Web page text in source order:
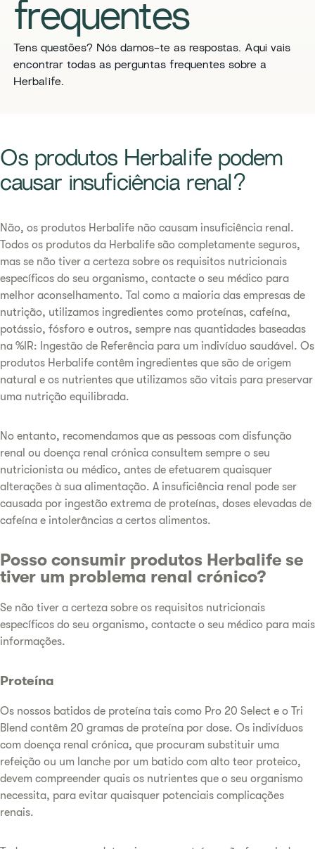
frequentes
Tens questões? Nós damos-te as respostas. Aqui vais
encontrar todas as perguntas frequentes sobre a
Herbalife.
Os produtos Herbalife podem
causar insuficiência renal?
Não, os produtos Herbalife não causam insuficiência renal.
Todos os produtos da Herbalife são completamente seguros,
mas se não tiver a certeza sobre os requisitos nutricionais
específicos do seu organismo, contacte o seu médico para
melhor aconselhamento. Tal como a maioria das empresas de
nutrição, utilizamos ingredientes como proteínas, cafeína,
potássio, fósforo e outros, sempre nas quantidades baseadas
na %IR: Ingestão de Referência para um indivíduo saudável. Os
produtos Herbalife contêm ingredientes que são de origem
natural e os nutrientes que utilizamos são vitais para preservar
uma nutrição equilibrada.
No entanto, recomendamos que as pessoas com disfunção
renal ou doença renal crónica consultem sempre o seu
nutricionista ou médico, antes de efetuarem quaisquer
alterações à sua alimentação. A insuficiência renal pode ser
causada por ingestão extrema de proteínas, doses elevadas de
cafeína e intolerâncias a certos alimentos.
Posso consumir produtos Herbalife se
tiver um problema renal crónico?
Se não tiver a certeza sobre os requisitos nutricionais
específicos do seu organismo, contacte o seu médico para mais
informações.
Proteína
Os nossos batidos de proteína tais como Pro 20 Select e o Tri
Blend contêm 20 gramas de proteína por dose. Os indivíduos
com doença renal crónica, que procuram substituir uma
refeição ou um lanche por um batido com alto teor proteico,
devem compreender quais os nutrientes que o seu organismo
necessita, para evitar quaisquer potenciais complicações
renais.